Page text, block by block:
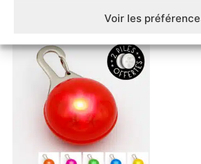
Voir les CHOIX DES